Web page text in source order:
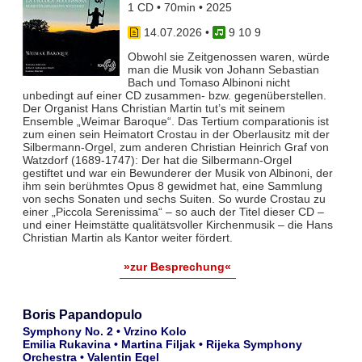
1 CD • 70min • 2025
14.07.2026 •
9 10 9
Obwohl sie Zeitgenossen waren, würde
man die Musik von Johann Sebastian
Bach und Tomaso Albinoni nicht
unbedingt auf einer CD zusammen- bzw. gegenüberstellen.
Der Organist Hans Christian Martin tut’s mit seinem
Ensemble „Weimar Baroque“. Das Tertium comparationis ist
zum einen sein Heimatort Crostau in der Oberlausitz mit der
Silbermann-Orgel, zum anderen Christian Heinrich Graf von
Watzdorf (1689-1747): Der hat die Silbermann-Orgel
gestiftet und war ein Bewunderer der Musik von Albinoni, der
ihm sein berühmtes Opus 8 gewidmet hat, eine Sammlung
von sechs Sonaten und sechs Suiten. So wurde Crostau zu
einer „Piccola Serenissima“ – so auch der Titel dieser CD –
und einer Heimstätte qualitätsvoller Kirchenmusik – die Hans
Christian Martin als Kantor weiter fördert.
»zur Besprechung«
Boris Papandopulo
Symphony No. 2 • Vrzino Kolo
Emilia Rukavina • Martina Filjak • Rijeka Symphony
Orchestra • Valentin Egel